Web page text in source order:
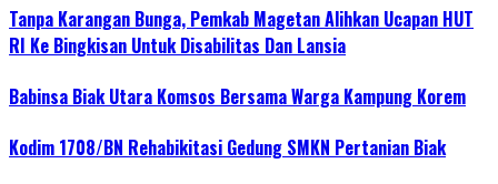
Tanpa Karangan Bunga, Pemkab Magetan Alihkan Ucapan HUT
RI Ke Bingkisan Untuk Disabilitas Dan Lansia
Babinsa Biak Utara Komsos Bersama Warga Kampung Korem
Kodim 1708/BN Rehabikitasi Gedung SMKN Pertanian Biak